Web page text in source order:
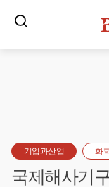
기업과산업 화
국제해사기